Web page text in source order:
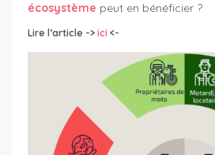
écosystème peut en bénéficier ?
Lire l’article -> ici <-